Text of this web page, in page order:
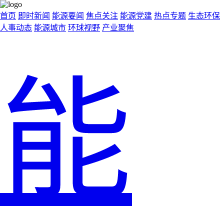
首页 即时新闻 能源要闻 焦点关注 能源党建 热点专题 生态环保
人事动态 能源城市 环球视野 产业聚焦
能